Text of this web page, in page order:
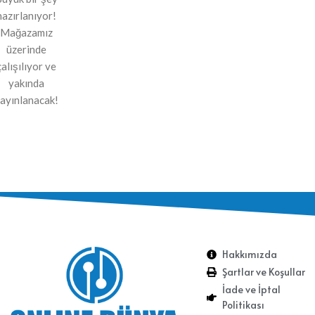
Mağazamız
üzerinde
ve
yakında
Hakkımızda
Şartlar ve Koşullar
İade ve İptal
Politikası